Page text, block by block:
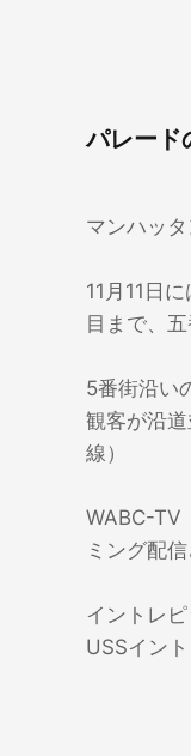
パレード
マンハッ
11月11日
目まで、
5番街沿い
観客が沿
線）
WABC-TV
ミング配信
イントレ
USSイン